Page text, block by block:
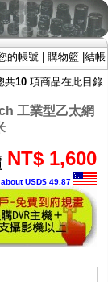
的帳號 購物籃 結帳
共10 項商品在此目錄
工業型乙太網
NT$ 1,600
about USD$ 49.87